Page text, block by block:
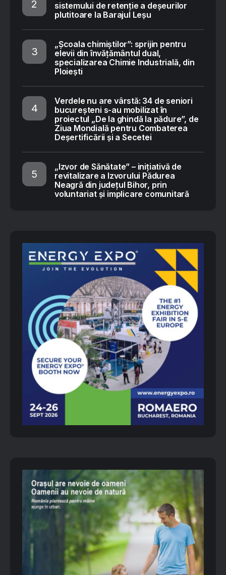
sistemului de retenție a deșeurilor
plutitoare la Barajul Leșu
„Școala chimiștilor”: sprijin pentru
elevii din învățământul dual,
specializarea Chimie Industrială, din
Ploiești
Verdele nu are vârstă: 34 de seniori
bucureșteni s-au mobilizat în
proiectul „De la ghindă la pădure”, de
Ziua Mondială pentru Combaterea
Deșertificării și a Secetei
„Izvor de Sănătate” – inițiativă de
revitalizare a Izvorului Pădurea
Neagră din județul Bihor, prin
voluntariat și implicare comunitară